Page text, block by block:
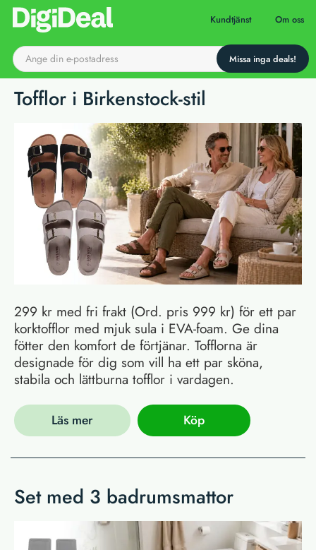
Till startsidan Kundtjänst Om oss
Tofflor i Birkenstock-stil
299 kr med fri frakt (Ord. pris 999 kr) för ett par
korktofflor med mjuk sula i EVA-foam. Ge dina
fötter den komfort de förtjänar. Tofflorna är
designade för dig som vill ha ett par sköna,
stabila och lättburna tofflor i vardagen.
Läs mer Köp
Set med 3 badrumsmattor